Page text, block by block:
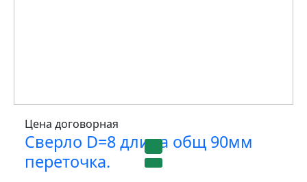
Цена договорная
Сверло D=8 длина общ 90мм
переточка.